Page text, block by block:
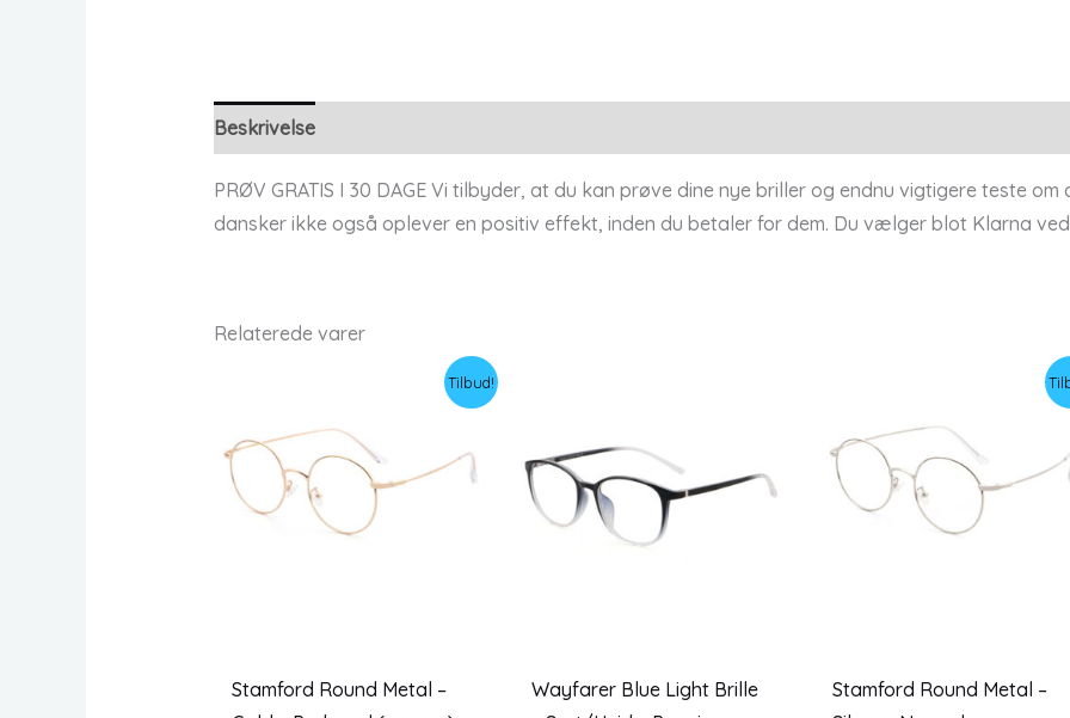
Beskrivelse
PRØV GRATIS I 30 DAGE Vi tilbyder, at du kan prøve dine nye briller og endnu vigtigere teste
dansker ikke også oplever en positiv effekt, inden du betaler for dem. Du vælger blot Klarna
Relaterede varer
Tilbud!
Stamford Round Metal –
Wayfarer Blue Light Brille
Stamford Round Metal –